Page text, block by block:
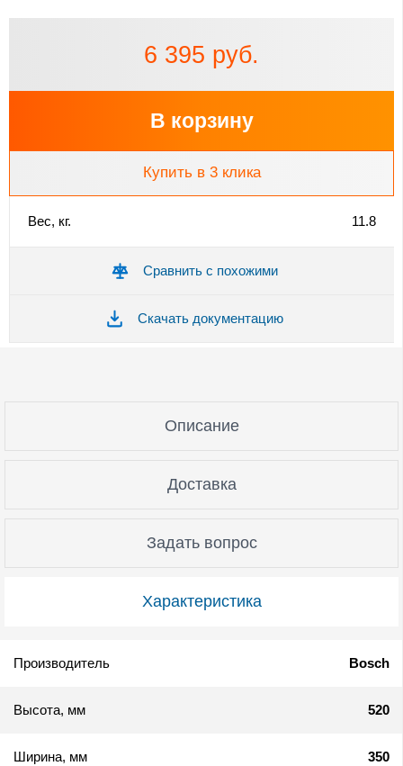
6 395 руб.
В корзину
Купить в 3 клика
Вес, кг. 11.8
Сравнить с похожими
Скачать документацию
Характеристика
Описание
Доставка
Задать вопрос
Производитель Bosch
Высота, мм 520
Ширина, мм 350